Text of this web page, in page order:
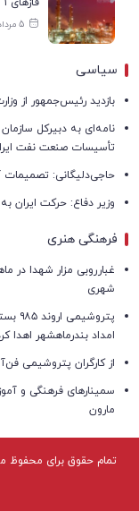
5 مرداد 1405 - ۱۴:۱۴
سیاسی
بازدید رئیس‌جمهور از
نامه‌ای به دبیرکل
تأسیسات صنعت نفت
حاجی‌دلیگانی: تصمیمات
وزیر دفاع: حرکت ایران
فرهنگی هنری
غبارروبی مزار شهدا در
شهری
امداد بندرماهشهر اهدا
از کارگران پتروشیمی
سمینارهای فرهنگی و
مارون
تمام حقوق برای محفوظ